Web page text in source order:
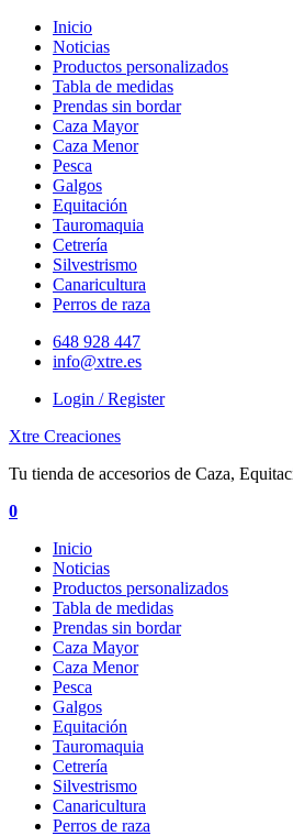
Skip
content
Inicio
Noticias
Productos personalizados
Tabla de medidas
Prendas sin bordar
Caza Mayor
Caza Menor
Pesca
Galgos
Equitación
Tauromaquia
Cetrería
Silvestrismo
Canaricultura
Perros de raza
648 928 447
info@xtre.es
Login / Register
Xtre Creaciones
Tu tienda de accesorios de Caza,
0
Inicio
Noticias
Productos personalizados
Tabla de medidas
Prendas sin bordar
Caza Mayor
Caza Menor
Pesca
Galgos
Equitación
Tauromaquia
Cetrería
Silvestrismo
Canaricultura
Perros de raza